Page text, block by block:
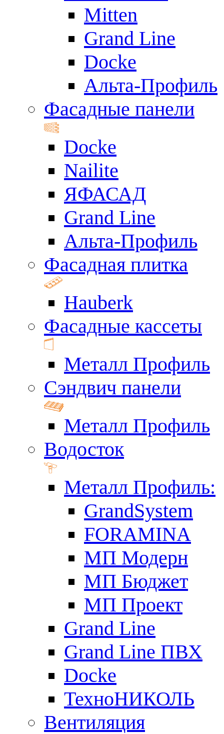
Mitten
Grand Line
Docke
Альта-Профиль
Фасадные панели
Docke
Nailite
ЯФАСАД
Grand Line
Альта-Профиль
Фасадная плитка
Hauberk
Фасадные кассеты
Металл Профиль
Сэндвич панели
Металл Профиль
Водосток
Металл Профиль:
GrandSystem
FORAMINA
МП Модерн
МП Бюджет
МП Проект
Grand Line
Grand Line ПВХ
Docke
ТехноНИКОЛЬ
Вентиляция